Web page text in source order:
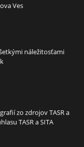
Ves
náležitosťami
zo zdrojov TASR a
TASR a SITA